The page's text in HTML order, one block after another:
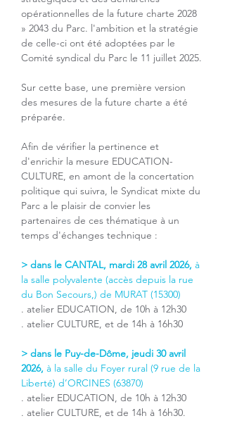
opérationnelles de la future charte 2028
» 2043 du Parc. l'ambition et la stratégie
de celle-ci ont été adoptées par le
Comité syndical du Parc le 11 juillet 2025.
Sur cette base, une première version
des mesures de la future charte a été
préparée.
Afin de vérifier la pertinence et
d'enrichir la mesure EDUCATION-
CULTURE, en amont de la concertation
politique qui suivra, le Syndicat mixte du
Parc a le plaisir de convier les
partenaires de ces thématique à un
temps d'échanges technique :
> dans le CANTAL, mardi 28 avril 2026, à
la salle polyvalente (accès depuis la rue
du Bon Secours,) de MURAT (15300)
. atelier EDUCATION, de 10h à 12h30
. atelier CULTURE, et de 14h à 16h30
> dans le Puy-de-Dôme, jeudi 30 avril
2026, à la salle du Foyer rural (9 rue de la
Liberté) d’ORCINES (63870)
. atelier EDUCATION, de 10h à 12h30
. atelier CULTURE, et de 14h à 16h30.